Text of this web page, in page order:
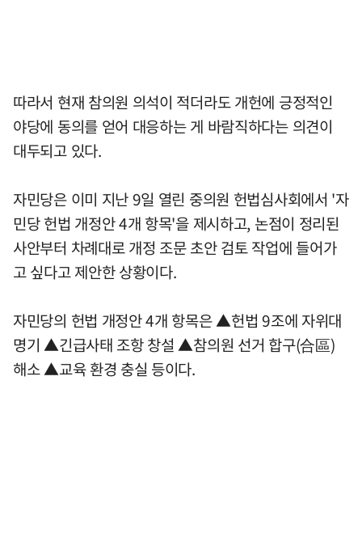
따라서 현재 참의원 의석이 적더라도 개헌에 긍정적인
야당에 동의를 얻어 대응하는 게 바람직하다는 의견이
대두되고 있다.
자민당은 이미 지난 9일 열린 중의원 헌법심사회에서 '자
민당 헌법 개정안 4개 항목'을 제시하고, 논점이 정리된
사안부터 차례대로 개정 조문 초안 검토 작업에 들어가
고 싶다고 제안한 상황이다.
자민당의 헌법 개정안 4개 항목은 ▲헌법 9조에 자위대
명기 ▲긴급사태 조항 창설 ▲참의원 선거 합구(合區)
해소 ▲교육 환경 충실 등이다.